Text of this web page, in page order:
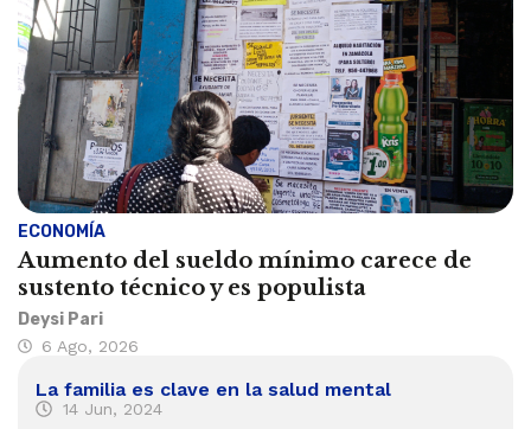
ECONOMÍA
Aumento del sueldo mínimo carece de
sustento técnico y es populista
Deysi Pari
6 Ago, 2026
La familia es clave en la salud mental
14 Jun, 2024